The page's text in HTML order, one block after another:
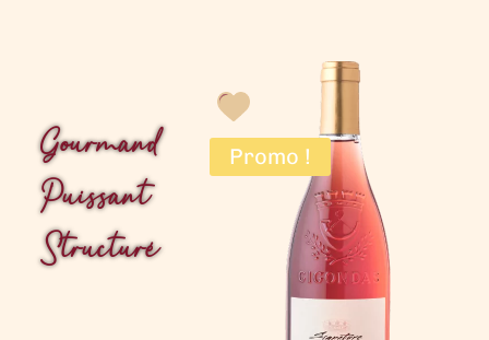
Gourmand
Puissant
Structuré
Promo !